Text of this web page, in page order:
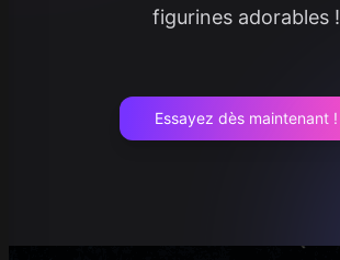
figurines adorables !
Essayez dès maintenant !